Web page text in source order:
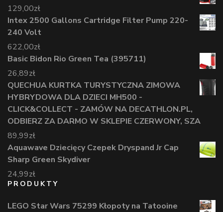
129,00zł
Intex 2500 Gallons Cartridge Filter Pump 220-
240 Volt
622,00zł
Basic Bidon Rio Green Tea (395711)
26,89zł
QUECHUA KURTKA TURYSTYCZNA ZIMOWA
HYBRYDOWA DLA DZIECI MH500 -
CLICK&COLLECT - ZAMÓW NA DECATHLON.PL,
ODBIERZ ZA DARMO W SKLEPIE CZERWONY, SZA
89,99zł
Aquawave Dziecięcy Czepek Dryspand Jr Cap
Sharp Green Skydiver
24,99zł
PRODUKTY
LEGO Star Wars 75299 Kłopoty na Tatooine